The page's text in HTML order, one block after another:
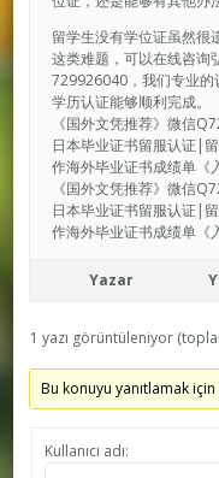
留学生没有学位证虽然很
这类难题，可以在线咨
729926040，我们专业
学历认证能够顺利完成。
《国外文凭推荐》微信
日本毕业证书留服认证|
作海外毕业证书成绩单《
《国外文凭推荐》微信
日本毕业证书留服认证|
作海外毕业证书成绩单《
Yazar
1 yazı görüntüleniyor
Bu konuyu yanıtlamak için
Kullanıcı adı: